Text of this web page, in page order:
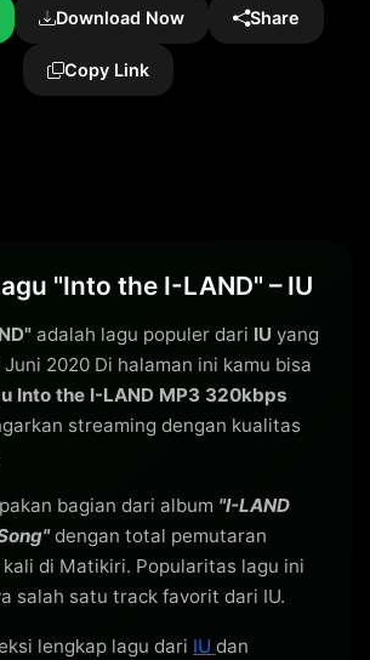
Download Now Share
Copy Link
"Into the I-LAND" – IU
adalah lagu populer dari IU yang
2020 Di halaman ini kamu bisa
Into the I-LAND MP3 320kbps
streaming dengan kualitas
bagian dari album "I-LAND
dengan total pemutaran
kali di Matikiri. Popularitas lagu ini
salah satu track favorit dari IU.
lengkap lagu dari IU dan